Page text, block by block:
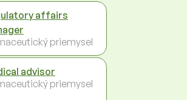
affairs
priemysel
advisor
priemysel